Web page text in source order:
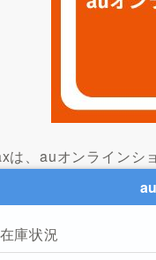
、auオンラインシ
庫状況